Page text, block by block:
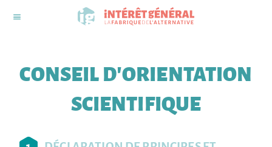
CONSEIL D'ORIENTATION
SCIENTIFIQUE